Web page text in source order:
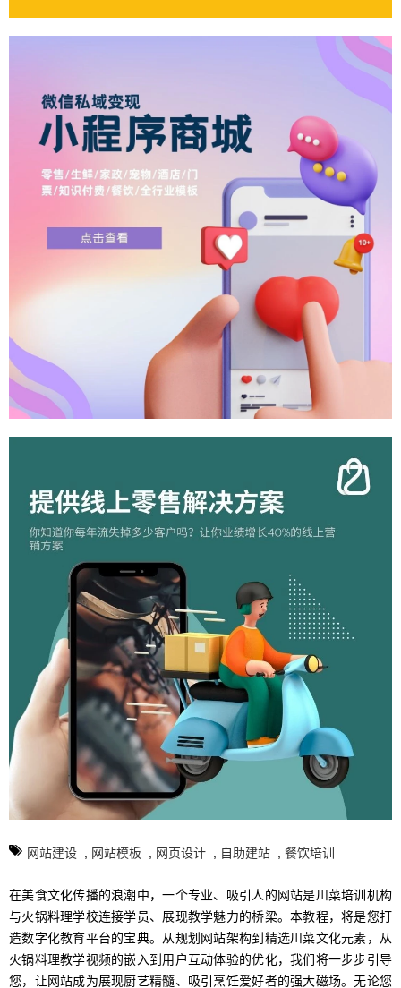
网站建设 网站模板 网页设计 自助建站 餐饮培训
在美食文化传播的浪潮中，一个专业、吸引人的网站是川菜培训机构
与火锅料理学校连接学员、展现教学魅力的桥梁。本教程，将是您打
造数字化教育平台的宝典。从规划网站架构到精选川菜文化元素，从
火锅料理教学视频的嵌入到用户互动体验的优化，我们将一步步引导
您，让网站成为展现厨艺精髓、吸引烹饪爱好者的强大磁场。无论您